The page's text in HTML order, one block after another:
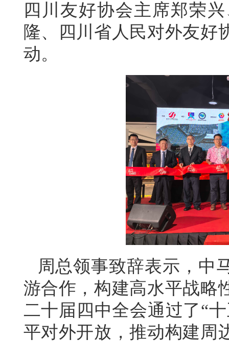
四川友好协会主席郑荣
隆、四川省人民对外友好
动。
周总领事致辞表示，中
游合作，构建高水平战略
二十届四中全会通过了“
平对外开放，推动构建周